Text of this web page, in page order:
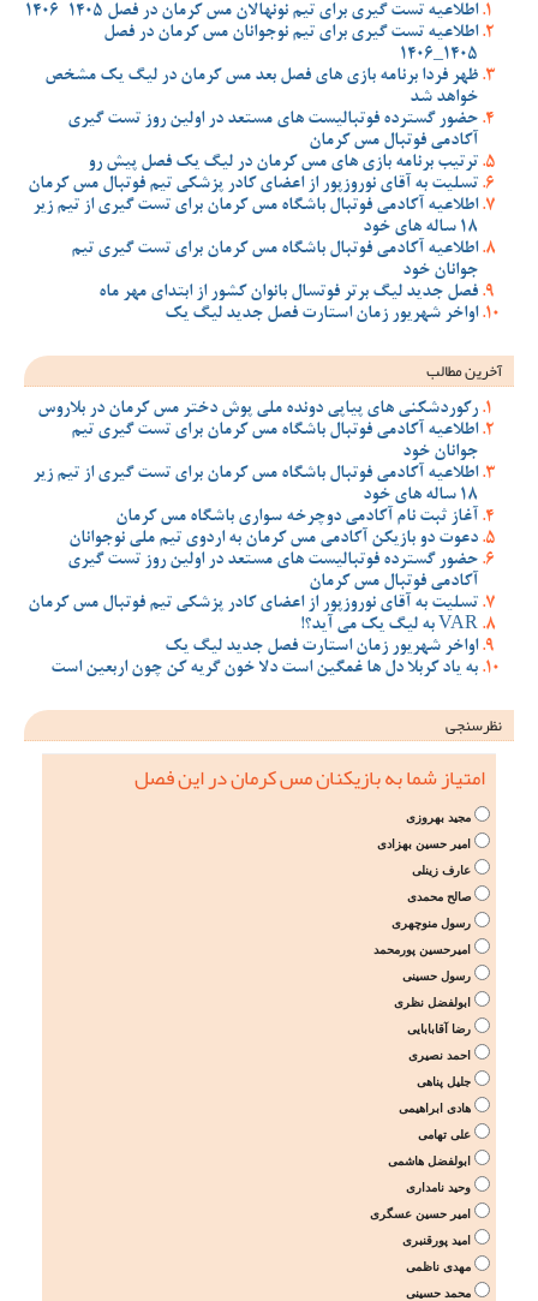
اطلاعیه تست گیری برای تیم نونهالان مس کرمان در فصل 1405-1406
اطلاعیه تست گیری برای تیم نوجوانان مس کرمان در فصل
1405_1406
ظهر فردا برنامه بازی های فصل بعد مس کرمان در لیگ یک مشخص
خواهد شد
حضور گسترده فوتبالیست های مستعد در اولین روز تست گیری
آکادمی فوتبال مس کرمان
ترتیب برنامه بازی های مس کرمان در لیگ یک فصل پیش رو
تسلیت به آقای نوروزپور از اعضای کادر پزشکی تیم فوتبال مس کرمان
اطلاعیه آکادمی فوتبال باشگاه مس کرمان برای تست گیری از تیم زیر
18 ساله های خود
اطلاعیه آکادمی فوتبال باشگاه مس کرمان برای تست گیری تیم
جوانان خود
فصل جدید لیگ برتر فوتسال بانوان کشور از ابتدای مهر ماه
اواخر شهریور زمان استارت فصل جدید لیگ یک
آخرین مطالب
رکوردشکنی های پیاپی دونده ملی پوش دختر مس کرمان در بلاروس
اطلاعیه آکادمی فوتبال باشگاه مس کرمان برای تست گیری تیم
جوانان خود
اطلاعیه آکادمی فوتبال باشگاه مس کرمان برای تست گیری از تیم زیر
18 ساله های خود
آغاز ثبت نام آکادمی دوچرخه سواری باشگاه مس کرمان
دعوت دو بازیکن آکادمی مس کرمان به اردوی تیم ملی نوجوانان
حضور گسترده فوتبالیست های مستعد در اولین روز تست گیری
آکادمی فوتبال مس کرمان
تسلیت به آقای نوروزپور از اعضای کادر پزشکی تیم فوتبال مس کرمان
VAR به لیگ یک می آید؟!
اواخر شهریور زمان استارت فصل جدید لیگ یک
به یاد کربلا دل ها غمگین است دلا خون گریه کن چون اربعین است
نظرسنجی
امتیاز شما به بازیکنان مس کرمان در این فصل
مجید بهروزی
امیر حسین بهزادی
عارف زینلی
صالح محمدی
رسول منوچهری
امیرحسین پورمحمد
رسول حسینی
ابولفضل نظری
رضا آقابابایی
احمد نصیری
جلیل پناهی
هادی ابراهیمی
علی تهامی
ابولفضل هاشمی
وحید نامداری
امیر حسین عسگری
امید پورقنبری
مهدی ناظمی
محمد حسینی